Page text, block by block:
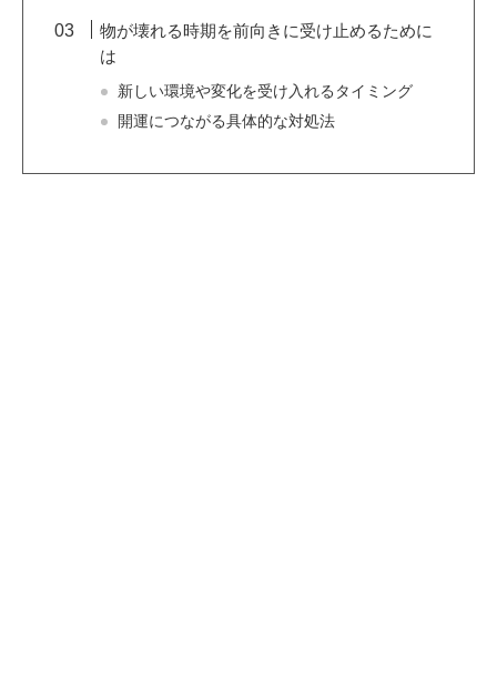
物が壊れる時期を前向きに受け止めるために
は
新しい環境や変化を受け入れるタイミング
開運につながる具体的な対処法